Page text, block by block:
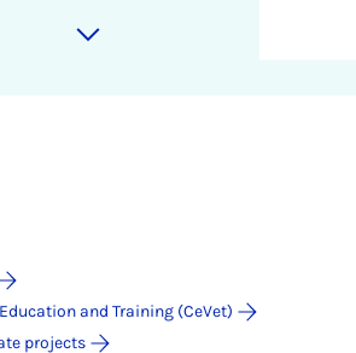
and Training (CeVet)
projects